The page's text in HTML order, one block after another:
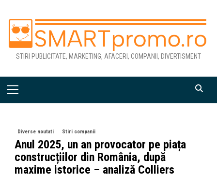
content
STIRI PUBLICITATE, MARKETING, AFACERI, COMPANII, DIVERTISMENT
Primary
Diverse noutati Stiri companii
Anul 2025, un an provocator pe piața
construcțiilor din România, după
maxime istorice – analiză Colliers